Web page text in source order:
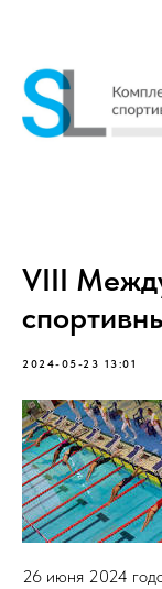
VIII
2024-05-23 13:01
26 июня 2024